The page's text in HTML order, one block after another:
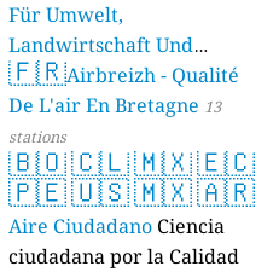
Für Umwelt,
Landwirtschaft Und
Geologie) 50 stations
🇫🇷Airbreizh - Qualité
De L'air En Bretagne 13
stations
🇧🇴🇨🇱🇲🇽🇪🇨
🇵🇪🇺🇸🇲🇽🇦🇷
Aire Ciudadano Ciencia
ciudadana por la Calidad